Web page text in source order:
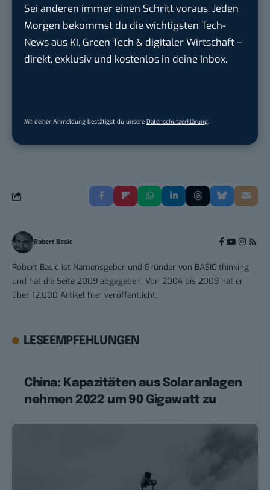
Sei anderen immer einen Schritt voraus. Jeden
Morgen bekommst du die wichtigsten Tech-
News aus KI, Green Tech & digitaler Wirtschaft –
direkt, exklusiv und kostenlos in deine Inbox.
Mit deiner Anmeldung bestätigst du unsere Datenschutzerklärung.
Social Media Consultant & Account Lead
(m...
Social DNA GmbHinFrankfurt am Main,
Frankfurt am Main
.wtv Württemberger Medien GmbH & ...
Robert Basic
Robert Basic ist Namensgeber und Gründer von BASIC thinking
und hat die Seite 2009 abgegeben. Von 2004 bis 2009 hat er
über 12.000 Artikel hier veröffentlicht.
LESEEMPFEHLUNGEN
China: Kapazitäten aus Solaranlagen
nehmen 2022 um 90 Gigawatt zu